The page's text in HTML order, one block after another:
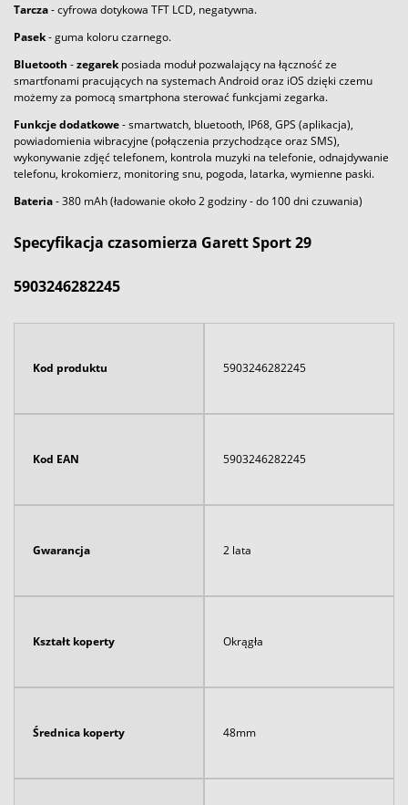
Tarcza- cyfrowa dotykowa TFT LCD, negatywna.
Pasek- guma koloru czarnego.
Bluetooth -zegarekposiada moduł pozwalający na łączność ze
smartfonami pracujących na systemach Android oraz iOS dzięki czemu
możemy za pomocą smartphona sterować funkcjami zegarka.
Funkcje dodatkowe- smartwatch, bluetooth, IP68, GPS (aplikacja),
powiadomienia wibracyjne (połączenia przychodzące oraz SMS),
wykonywanie zdjęć telefonem, kontrola muzyki na telefonie, odnajdywanie
telefonu, krokomierz, monitoring snu, pogoda, latarka, wymienne paski.
Bateria- 380 mAh (ładowanie około 2 godziny - do 100 dni czuwania)
Specyfikacja czasomierza Garett Sport 29
5903246282245
Kod produktu 5903246282245
Kod EAN 5903246282245
Gwarancja 2 lata
Kształt koperty Okrągła
Średnica koperty 48mm